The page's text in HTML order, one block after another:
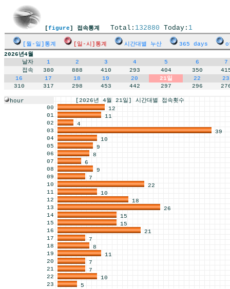
[figure] 접속통계 Total: 132880 Today: 1
[월-일]통계 [일-시]통계 시간대별 누산 365 days
2026년4월
날자
1 2 3 4 5 6
7
접속
380 888 410 293 404 350
16
17 18 19 20 21일 22
23
310
317 298 453 442 297 296
hour
[2026년 4월 21일] 시간대별 접속횟수
00
12
01
11
02
4
03
39
04
10
05
9
06
8
07
6
08
9
09
7
10
22
11
10
12
18
13
26
14
15
15
15
16
21
17
7
18
8
19
11
20
7
21
7
22
10
23
5